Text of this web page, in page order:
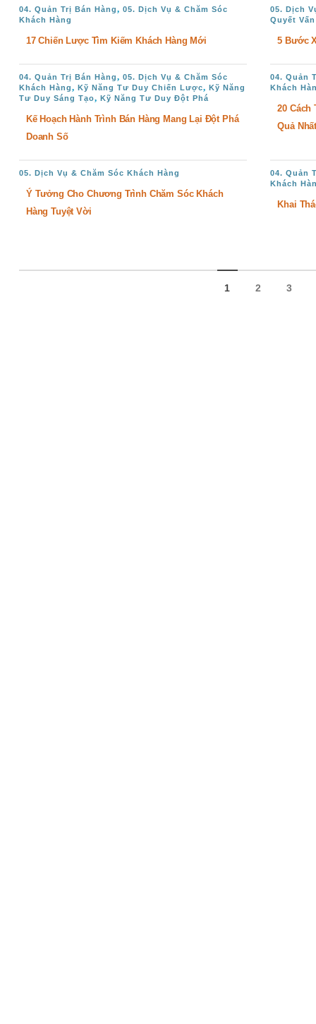
04. Quản Trị Bán Hàng, 05. Dịch Vụ & Chăm Sóc
Khách Hàng
17 Chiến Lược Tìm Kiếm Khách Hàng Mới
05. Dịch
Quyết
5 Bước
04. Quản Trị Bán Hàng, 05. Dịch Vụ & Chăm Sóc
Khách Hàng, Kỹ Năng Tư Duy Chiến Lược, Kỹ Năng
Tư Duy Sáng Tạo, Kỹ Năng Tư Duy Đột Phá
Kế Hoạch Hành Trình Bán Hàng Mang Lại Đột Phá
Doanh Số
04. Quản
Khách
20 Cách
Quả
05. Dịch Vụ & Chăm Sóc Khách Hàng
Ý Tưởng Cho Chương Trình Chăm Sóc Khách
Hàng Tuyệt Vời
04. Quản
Khách
Khai
1 2 3